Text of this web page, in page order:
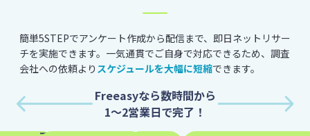
簡単5STEPでアンケート作成から配信まで、即日ネットリサー
チを実施できます。 一気通貫でご自身で対応できるため、調査
会社への依頼より スケジュールを大幅に短縮できます。
Freeasyなら数時間から
1～2営業日で完了！